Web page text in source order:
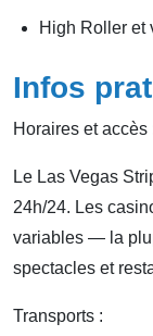
High Roller et
Infos
Horaires et accès
Le Las Vegas
24h/24. Les
variables — la
spectacles et
Transports :